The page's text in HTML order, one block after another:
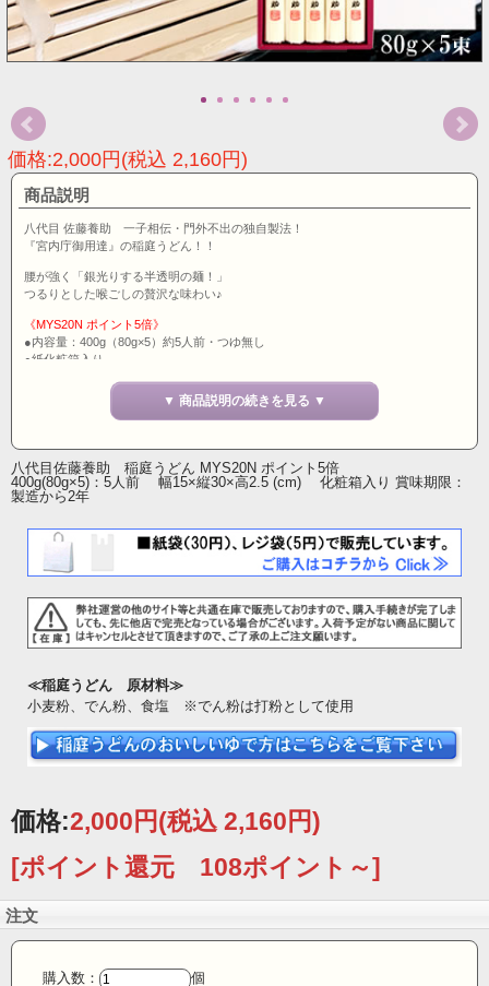
価格:2,000円(税込 2,160円)
商品説明
八代目 佐藤養助 一子相伝・門外不出の独自製法！
『宮内庁御用達』の稲庭うどん！！
腰が強く「銀光りする半透明の麺！」
つるりとした喉ごしの贅沢な味わい♪
《MYS20N ポイント5倍》
●内容量：400g（80g×5）約5人前・つゆ無し
●紙化粧箱入り
●賞味期限：製造から2年
●原材料：小麦粉、でん粉、食塩 ※でん粉は打粉として使用
秋田名産の稲庭うどんは、お中元・お歳暮・お祝い・内祝い・お見舞い・快気祝
い・仏事・お返し・お礼・誕生日や記念日・父の日、母の日のプレゼントなど、
実店舗・通販で幅広くご利用頂いております。秋田から宅配便でお届けします。
▼ 商品説明の続きを見る ▼
八代目佐藤養助 稲庭うどん MYS20N ポイント5倍
400g(80g×5)：5人前 幅15×縦30×高2.5 (cm) 化粧箱入り 賞味期限：
製造から2年
≪稲庭うどん 原材料≫
小麦粉、でん粉、食塩 ※でん粉は打粉として使用
価格:2,000円(税込 2,160円)
[ポイント還元 108ポイント～]
注文
購入数： 個